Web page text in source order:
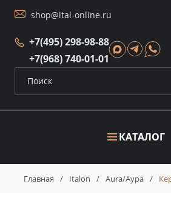
КАТАЛОГ
shop@ital-online.ru
+7(495) 298-98-88
+7(968) 740-01-01
Главная / Italon / Aura/Аура /